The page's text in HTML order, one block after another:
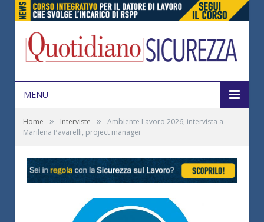
MENU
Home » Interviste »
Ambiente Lavoro 2026, intervista a
Marilena Pavarelli, project manager